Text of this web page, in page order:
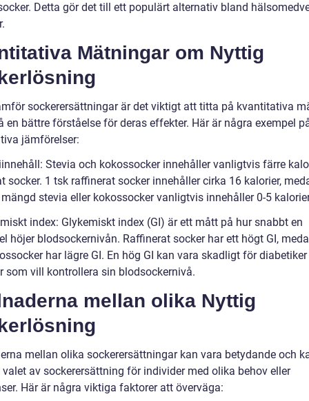
Detta gör det till ett populärt alternativ bland
Mätningar om Nyttig
sockerersättningar är det viktigt att titta på kvantitativa
en bättre förståelse för deras effekter. Här är några exempel
jämförelser:
Stevia och kokossocker innehåller vanligtvis färre
socker. 1 tsk raffinerat socker innehåller cirka 16 kalorier,
stevia eller kokossocker vanligtvis innehåller 0-5
index: Glykemiskt index (GI) är ett mått på hur snabbt en
höjer blodsockernivån. Raffinerat socker har ett högt GI,
har lägre GI. En hög GI kan vara skadligt för
som vill kontrollera sin blodsockernivå.
mellan olika Nyttig
mellan olika sockerersättningar kan vara betydande och
valet av sockerersättning för individer med olika behov eller
Här är några viktiga faktorer att överväga: